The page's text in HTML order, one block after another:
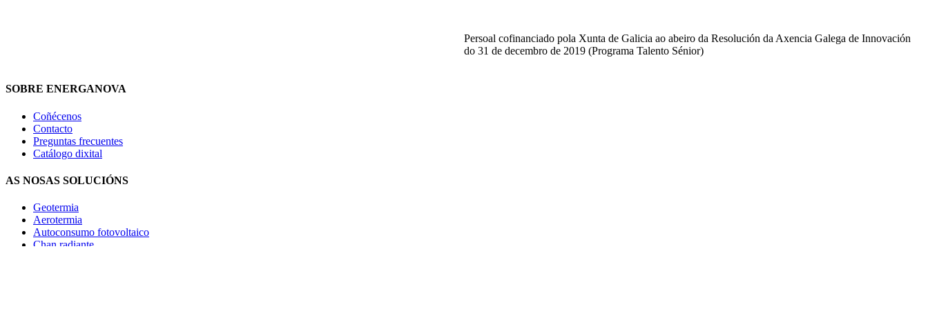
Persoal cofinanciado pola Xunta de Galicia ao abeiro da Resolución da Axencia Galega de Innovación
do 31 de decembro de 2019 (Programa Talento Sénior)
SOBRE ENERGANOVA
Coñécenos
Contacto
Preguntas frecuentes
Catálogo dixital
AS NOSAS SOLUCIÓNS
Geotermia
Aerotermia
Autoconsumo fotovoltaico
Chan radiante